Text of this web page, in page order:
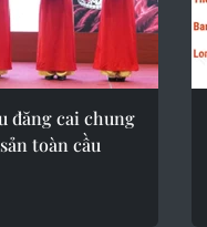
đăng cai chung
toàn cầu